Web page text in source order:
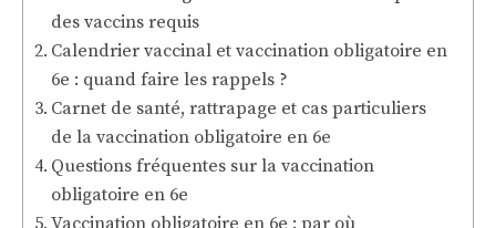
des vaccins requis
Calendrier vaccinal et vaccination obligatoire en
6e : quand faire les rappels ?
Carnet de santé, rattrapage et cas particuliers
de la vaccination obligatoire en 6e
Questions fréquentes sur la vaccination
obligatoire en 6e
Vaccination obligatoire en 6e : par où